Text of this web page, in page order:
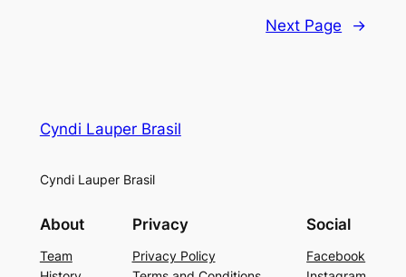
Next Page →
Cyndi Lauper Brasil
Cyndi Lauper Brasil
About
Team
Privacy
Privacy Policy
Social
Facebook